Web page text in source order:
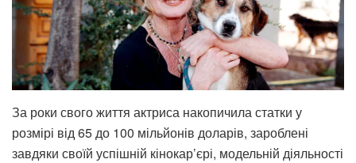
За роки свого життя актриса накопичила статки у
розмірі від 65 до 100 мільйонів доларів, зароблені
завдяки своїй успішній кінокар’єрі, модельній діяльності